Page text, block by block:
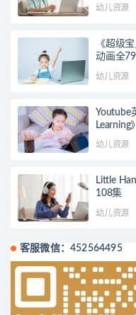
幼儿资源
《超级
动画全
幼儿资源
Youtube
Learning
幼儿资源
Little
108集
幼儿资源
客服微信：452564495